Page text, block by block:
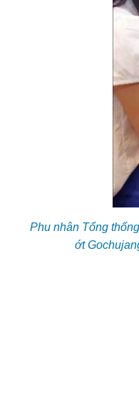
Phu nhân Tổng
ớt